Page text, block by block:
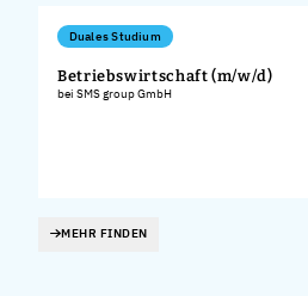
Duales Studium
Betriebswirtschaft (m/w/d)
bei SMS group GmbH
MEHR FINDEN